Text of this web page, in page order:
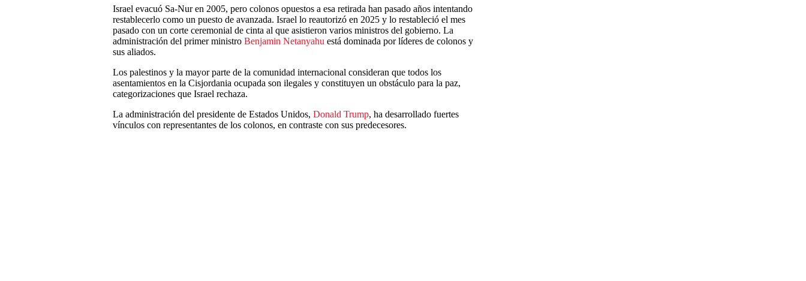
Israel evacuó Sa-Nur en 2005, pero colonos opuestos a esa retirada han pasado años intentando
restablecerlo como un puesto de avanzada. Israel lo reautorizó en 2025 y lo restableció el mes
pasado con un corte ceremonial de cinta al que asistieron varios ministros del gobierno. La
administración del primer ministro Benjamin Netanyahu está dominada por líderes de colonos y
sus aliados.
Los palestinos y la mayor parte de la comunidad internacional consideran que todos los
asentamientos en la Cisjordania ocupada son ilegales y constituyen un obstáculo para la paz,
categorizaciones que Israel rechaza.
La administración del presidente de Estados Unidos, Donald Trump, ha desarrollado fuertes
vínculos con representantes de los colonos, en contraste con sus predecesores.